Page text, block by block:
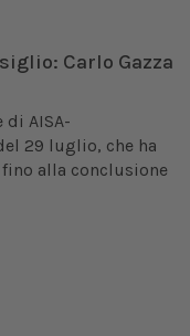
Carlo Gazza
di AISA-
29 luglio, che ha
alla conclusione